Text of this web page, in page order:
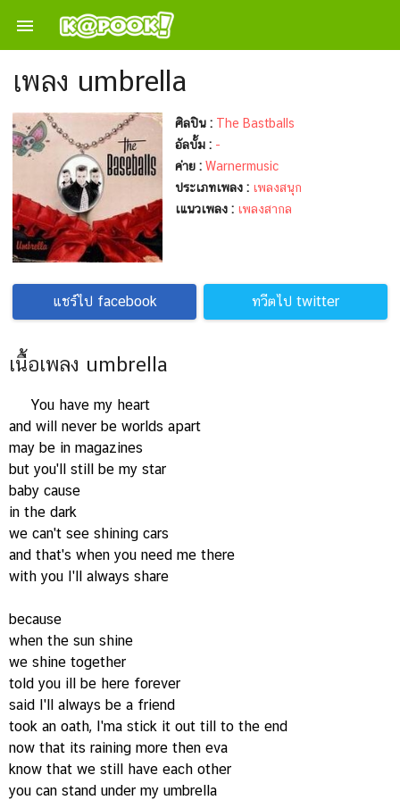

เพลง umbrella
ศิลปิน : The Bastballs
อัลบั้ม : -
ค่าย : Warnermusic
ประเภทเพลง : เพลงสนุก
เแนวเพลง : เพลงสากล
แชร์ไป facebook ทวีตไป twitter
เนื้อเพลง umbrella
You have my heart
and will never be worlds apart
may be in magazines
but you'll still be my star
baby cause
in the dark
we can't see shining cars
and that's when you need me there
with you I'll always share
because
when the sun shine
we shine together
told you ill be here forever
said I'll always be a friend
took an oath, I'ma stick it out till to the end
now that its raining more then eva
know that we still have each other
you can stand under my umbrella